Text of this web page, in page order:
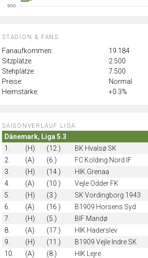
STADION & FANS:
Fanaufkommen:
19.184
Sitzplätze:
2.500
Stehplätze:
7.500
Preise:
Normal
Heimstärke:
+0.3%
SAISONVERLAUF LIGA:
Dänemark, Liga 5.3
1.
(H) (12.) BK Hvalsø SK
2.
(A) (6.) FC Kolding Nord IF
3.
(H) (14.) HIK Grenaa
4.
(A) (10.) Vejle Odder FK
5.
(H) (3.) SK Vordingborg 1943
6.
(A) (16.) B1909 Horsens Syd
7.
(H) (5.) BIF Mandø
8.
(A) (17.) HIK Haderslev
9.
(H) (11.) B1909 Vejle Indre SK
10.
(A) (8.) HIK Lejre